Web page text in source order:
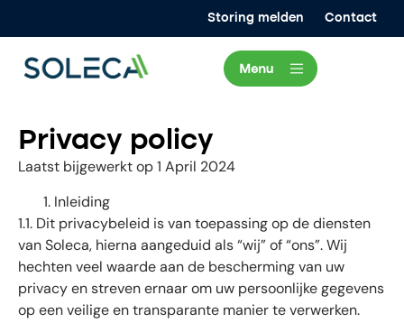
Storing melden Contact
Privacy policy
Laatst bijgewerkt op 1 April 2024
Inleiding
1.1. Dit privacybeleid is van toepassing op de diensten
van Soleca, hierna aangeduid als “wij” of “ons”. Wij
hechten veel waarde aan de bescherming van uw
privacy en streven ernaar om uw persoonlijke gegevens
op een veilige en transparante manier te verwerken.